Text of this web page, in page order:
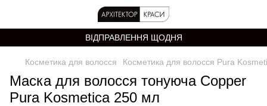
ВІДПРАВЛЕННЯ ЩОДНЯ
Косметика для волосся Косметика для волосся Pura
Маска для волосся тонуюча Copper
Pura Kosmetica 250 мл